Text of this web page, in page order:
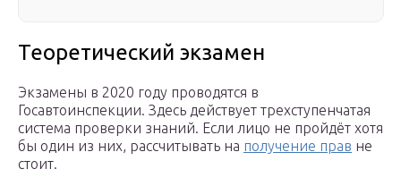
Теоретический экзамен
Экзамены в 2020 году проводятся в
Госавтоинспекции. Здесь действует трехступенчатая
система проверки знаний. Если лицо не пройдёт хотя
бы один из них, рассчитывать на получение прав не
стоит.